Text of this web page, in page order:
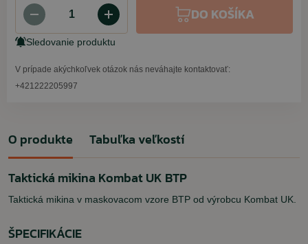
DO KOŠÍKA
Sledovanie produktu
V prípade akýchkoľvek otázok nás neváhajte kontaktovať:
+421222205997
O produkte Tabuľka veľkostí
Taktická mikina Kombat UK BTP
Taktická mikina v maskovacom vzore BTP od výrobcu Kombat UK.
ŠPECIFIKÁCIE